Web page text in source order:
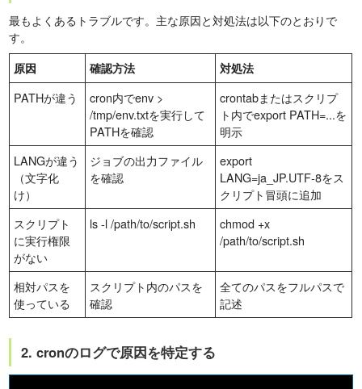
最もよくあるトラブルです。主な原因と対処法は以下のとおりで
す。
原因 確認方法 対処法
PATHが違う
cron内でenv >
/tmp/env.txtを実行して
PATHを確認
crontabまたはスクリプ
ト内でexport PATH=...を
明示
LANGが違う
（文字化
け）
ジョブの出力ファイル
を確認
export
LANG=ja_JP.UTF-8をス
クリプト冒頭に追加
スクリプト
に実行権限
がない
ls -l /path/to/script.sh
chmod +x
/path/to/script.sh
相対パスを
使っている
スクリプト内のパスを
確認
全てのパスをフルパスで
記述
2. cronのログで原因を特定する